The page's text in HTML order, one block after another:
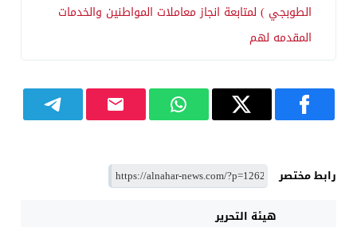
الطوبجي ) لمتابعة انجاز معاملات المواطنين والخدمات
المقدمه لهم
رابط مختصر
هيئة التحرير